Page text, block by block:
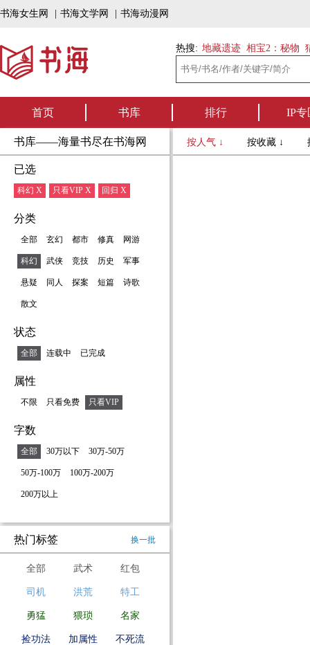
书海女生网 书海文学网 书海动漫网
热搜: 地藏遗迹 相宝2：秘物
首页 书库 排行 IP专
书库——海量书尽在书海网
已选
科幻 X 只看VIP X 回归 X
分类
全部 玄幻 都市 修真 网游
科幻 武侠 竞技 历史 军事
悬疑 同人 探案 短篇 诗歌
散文
状态
全部 连载中 已完成
属性
不限 只看免费 只看VIP
字数
全部 30万以下 30万-50万
50万-100万 100万-200万
200万以上
热门标签 换一批
全部 武术 红包
司机 洪荒 特工
勇猛 猥琐 名家
捡功法 加属性 不死流
按人气 ↓ 按收藏 ↓